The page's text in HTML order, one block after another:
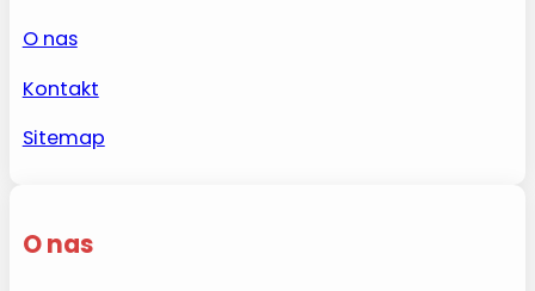
O nas
Kontakt
Sitemap
O nas